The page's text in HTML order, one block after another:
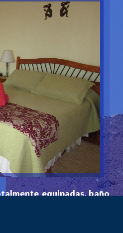
equipadas, baño